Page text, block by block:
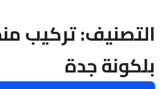
التصنيف:تركيب
بلكونة جدة